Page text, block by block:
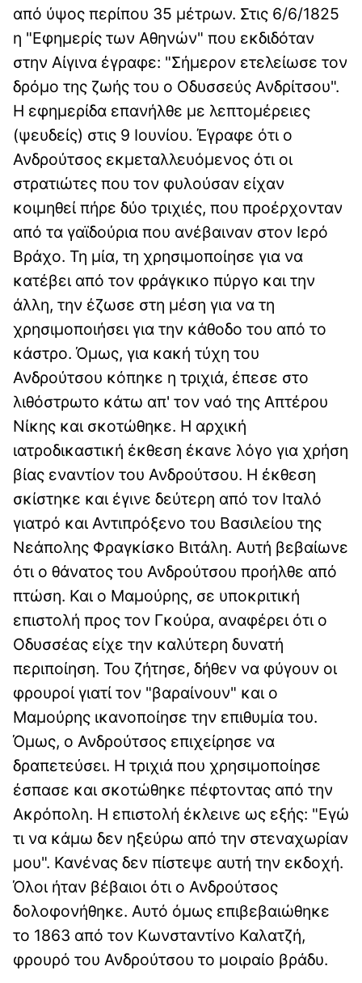
από ύψος περίπου 35 μέτρων. Στις 6/6/1825
η "Εφημερίς των Αθηνών" που εκδιδόταν
στην Αίγινα έγραφε: "Σήμερον ετελείωσε τον
δρόμο της ζωής του ο Οδυσσεύς Ανδρίτσου".
Η εφημερίδα επανήλθε με λεπτομέρειες
(ψευδείς) στις 9 Ιουνίου. Έγραφε ότι ο
Ανδρούτσος εκμεταλλευόμενος ότι οι
στρατιώτες που τον φυλούσαν είχαν
κοιμηθεί πήρε δύο τριχιές, που προέρχονταν
από τα γαϊδούρια που ανέβαιναν στον Ιερό
Βράχο. Τη μία, τη χρησιμοποίησε για να
κατέβει από τον φράγκικο πύργο και την
άλλη, την έζωσε στη μέση για να τη
χρησιμοποιήσει για την κάθοδο του από το
κάστρο. Όμως, για κακή τύχη του
Ανδρούτσου κόπηκε η τριχιά, έπεσε στο
λιθόστρωτο κάτω απ' τον ναό της Απτέρου
Νίκης και σκοτώθηκε. Η αρχική
ιατροδικαστική έκθεση έκανε λόγο για χρήση
βίας εναντίον του Ανδρούτσου. Η έκθεση
σκίστηκε και έγινε δεύτερη από τον Ιταλό
γιατρό και Αντιπρόξενο του Βασιλείου της
Νεάπολης Φραγκίσκο Βιτάλη. Αυτή βεβαίωνε
ότι ο θάνατος του Ανδρούτσου προήλθε από
πτώση. Και ο Μαμούρης, σε υποκριτική
επιστολή προς τον Γκούρα, αναφέρει ότι ο
Οδυσσέας είχε την καλύτερη δυνατή
περιποίηση. Του ζήτησε, δήθεν να φύγουν οι
φρουροί γιατί τον "βαραίνουν" και ο
Μαμούρης ικανοποίησε την επιθυμία του.
Όμως, ο Ανδρούτσος επιχείρησε να
δραπετεύσει. Η τριχιά που χρησιμοποίησε
έσπασε και σκοτώθηκε πέφτοντας από την
Ακρόπολη. Η επιστολή έκλεινε ως εξής: "Εγώ
τι να κάμω δεν ηξεύρω από την στεναχωρίαν
μου". Κανένας δεν πίστεψε αυτή την εκδοχή.
Όλοι ήταν βέβαιοι ότι ο Ανδρούτσος
δολοφονήθηκε. Αυτό όμως επιβεβαιώθηκε
το 1863 από τον Κωνσταντίνο Καλατζή,
φρουρό του Ανδρούτσου το μοιραίο βράδυ.